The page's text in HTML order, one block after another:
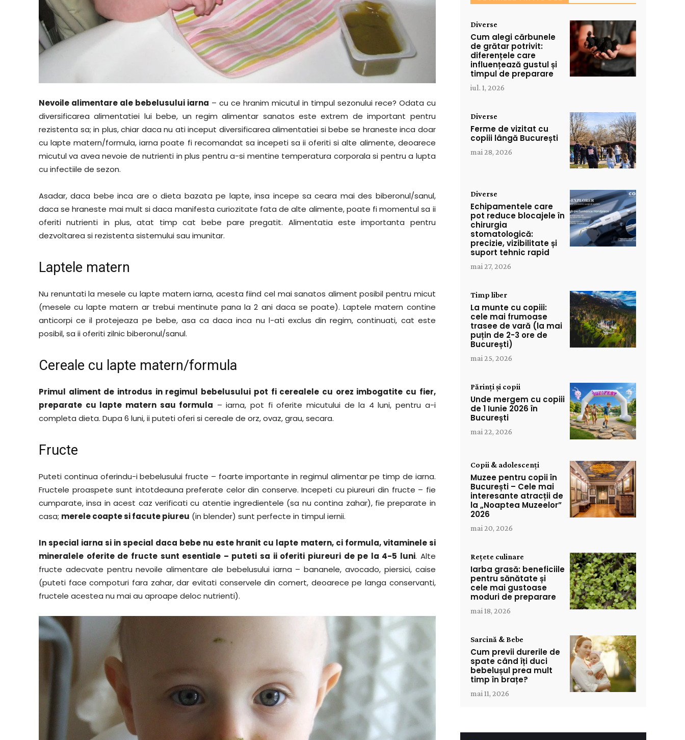
Nevoile alimentare ale bebelusului iarna – cu ce hranim micutul in timpul sezonului rece? Odata cu
diversificarea alimentatiei lui bebe, un regim alimentar sanatos este extrem de important pentru
rezistenta sa; in plus, chiar daca nu ati inceput diversificarea alimentatiei si bebe se hraneste inca doar
cu lapte matern/formula, iarna poate fi recomandat sa incepeti sa ii oferiti si alte alimente, deoarece
micutul va avea nevoie de nutrienti in plus pentru a-si mentine temperatura corporala si pentru a lupta
cu infectiile de sezon.
Asadar, daca bebe inca are o dieta bazata pe lapte, insa incepe sa ceara mai des biberonul/sanul,
daca se hraneste mai mult si daca manifesta curiozitate fata de alte alimente, poate fi momentul sa ii
oferiti nutrienti in plus, atat timp cat bebe pare pregatit. Alimentatia este importanta pentru
dezvoltarea si rezistenta sistemului sau imunitar.
Laptele matern
Nu renuntati la mesele cu lapte matern iarna, acesta fiind cel mai sanatos aliment posibil pentru micut
(mesele cu lapte matern ar trebui mentinute pana la 2 ani daca se poate). Laptele matern contine
anticorpi ce il protejeaza pe bebe, asa ca daca inca nu l-ati exclus din regim, continuati, cat este
posibil, sa ii oferiti zilnic biberonul/sanul.
Cereale cu lapte matern/formula
Primul aliment de introdus in regimul bebelusului pot fi cerealele cu orez imbogatite cu fier,
preparate cu lapte matern sau formula – iarna, pot fi oferite micutului de la 4 luni, pentru a-i
completa dieta. Dupa 6 luni, ii puteti oferi si cereale de orz, ovaz, grau, secara.
Fructe
Puteti continua oferindu-i bebelusului fructe – foarte importante in regimul alimentar pe timp de iarna.
Fructele proaspete sunt intotdeauna preferate celor din conserve. Incepeti cu piureuri din fructe – fie
cumparate, insa in acest caz verificati cu atentie ingredientele (sa nu contina zahar), fie preparate in
casa; merele coapte si facute piureu (in blender) sunt perfecte in timpul iernii.
In special iarna si in special daca bebe nu este hranit cu lapte matern, ci formula, vitaminele si
mineralele oferite de fructe sunt esentiale – puteti sa ii oferiti piureuri de pe la 4-5 luni. Alte
fructe adecvate pentru nevoile alimentare ale bebelusului iarna – bananele, avocado, piersici, caise
(puteti face compoturi fara zahar, dar evitati conservele din comert, deoarece pe langa conservanti,
fructele acestea nu mai au aproape deloc nutrienti).
Diverse
Cum alegi cărbunele
de grătar potrivit:
diferențele care
influențează gustul și
timpul de preparare
iul. 1, 2026
Diverse
Ferme de vizitat cu
copiii lângă București
mai 28, 2026
Diverse
Echipamentele care
pot reduce blocajele în
chirurgia
stomatologică:
precizie, vizibilitate și
suport tehnic rapid
mai 27, 2026
Timp liber
La munte cu copiii:
cele mai frumoase
trasee de vară (la mai
puțin de 2-3 ore de
București)
mai 25, 2026
Părinți și copii
Unde mergem cu copiii
de 1 Iunie 2026 în
București
mai 22, 2026
Copii & adolescenți
Muzee pentru copii în
București – Cele mai
interesante atracții de
la „Noaptea Muzeelor”
2026
mai 20, 2026
Rețete culinare
Iarba grasă: beneficiile
pentru sănătate și
cele mai gustoase
moduri de preparare
mai 18, 2026
Sarcină & Bebe
Cum previi durerile de
spate când îți duci
bebelușul prea mult
timp în brațe?
mai 11, 2026